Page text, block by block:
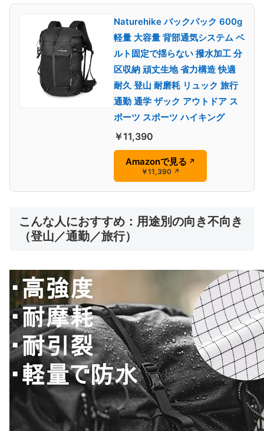
Naturehike バックパック 600g
軽量 大容量 背部通気システム ベ
ルト固定で揺らない 撥水加工 分
区収納 頑丈生地 省力構造 快適
耐久 登山 耐磨耗 リュック 旅行
通勤 通学 ザック アウトドア ス
ポーツ スポーツ ハイキング
￥11,390
Amazonで見る ↗
￥11,390 ↗
こんな人におすすめ：用途別の向き不向き
（登山／通勤／旅行）